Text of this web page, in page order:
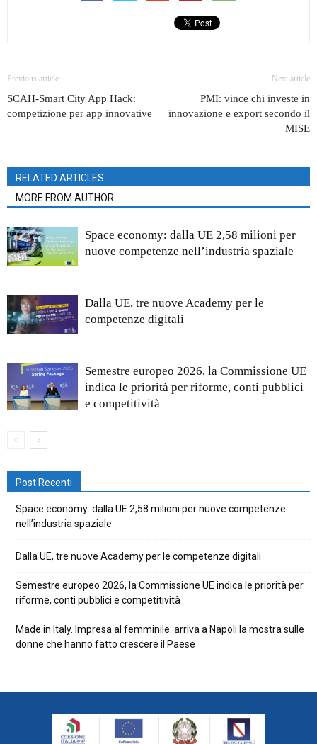
Previous article
SCAH-Smart City App Hack:
competizione per app innovative
Next article
PMI: vince chi investe in
innovazione e export secondo il
MISE
RELATED ARTICLES
MORE FROM AUTHOR
Space economy: dalla UE 2,58 milioni per
nuove competenze nell’industria spaziale
Dalla UE, tre nuove Academy per le
competenze digitali
Semestre europeo 2026, la Commissione UE
indica le priorità per riforme, conti pubblici
e competitività
Post Recenti
Space economy: dalla UE 2,58 milioni per nuove competenze
nell’industria spaziale
Dalla UE, tre nuove Academy per le competenze digitali
Semestre europeo 2026, la Commissione UE indica le priorità per
riforme, conti pubblici e competitività
Made in Italy. Impresa al femminile: arriva a Napoli la mostra sulle
donne che hanno fatto crescere il Paese